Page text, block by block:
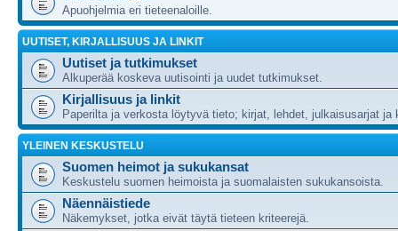
Apuohjelmia eri tieteenaloille.
UUTISET, KIRJALLISUUS JA LINKIT
Uutiset ja tutkimukset
Alkuperää koskeva uutisointi ja uudet tutkimukset.
Kirjallisuus ja linkit
Paperilta ja verkosta löytyvä tieto; kirjat, lehdet, julkaisusarjat ja
YLEINEN KESKUSTELU
Suomen heimot ja sukukansat
Keskustelu suomen heimoista ja suomalaisten sukukansoista.
Näennäistiede
Näkemykset, jotka eivät täytä tieteen kriteerejä.